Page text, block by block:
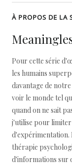
À PROPOS DE LA
Pour cette série
les humains
davantage de
voir le monde tel
quand on ne sait
j'utilise pour limiter
d'expérimentation.
thérapie
d'informations sur